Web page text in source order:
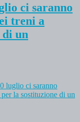
ci saranno
treni a
di un
luglio ci saranno
la sostituzione di un